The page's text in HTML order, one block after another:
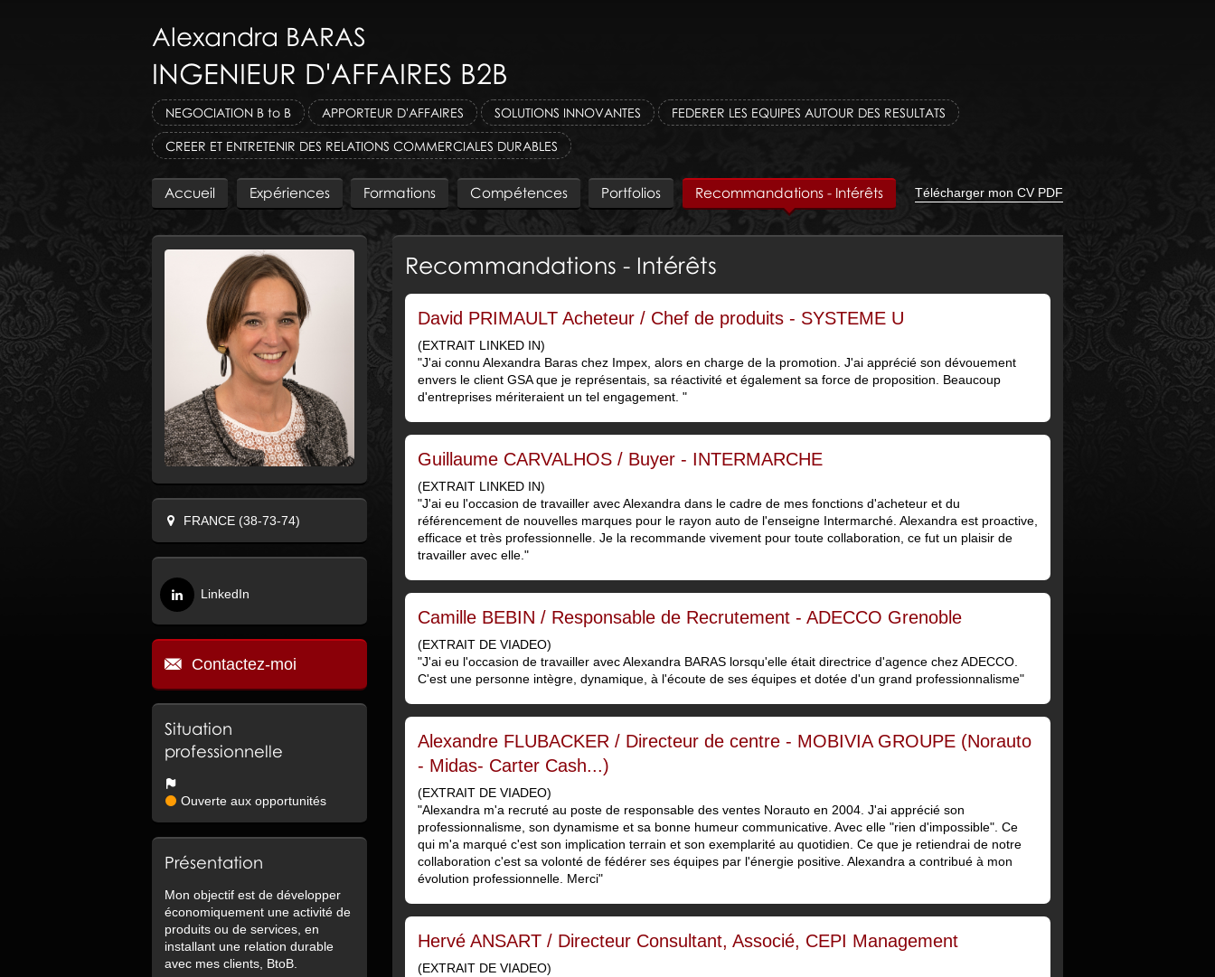
Alexandra BARAS
INGENIEUR D'AFFAIRES B2B
NEGOCIATION B to B APPORTEUR D'AFFAIRES SOLUTIONS INNOVANTES FEDERER LES EQUIPES AUTOUR DES RESULTATS
CREER ET ENTRETENIR DES RELATIONS COMMERCIALES DURABLES
Accueil Expériences Formations Compétences Portfolios Recommandations - Intérêts Télécharger mon CV PDF
FRANCE (38-73-74)
LinkedIn
Contactez-moi
Situation
professionnelle
Ouverte aux opportunités
Présentation
Mon objectif est de développer
économiquement une activité de
produits ou de services, en
installant une relation durable
avec mes clients, BtoB.
Recommandations - Intérêts
David PRIMAULT Acheteur / Chef de produits - SYSTEME U
(EXTRAIT LINKED IN)
"J'ai connu Alexandra Baras chez Impex, alors en charge de la promotion. J'ai apprécié son dévouement
envers le client GSA que je représentais, sa réactivité et également sa force de proposition. Beaucoup
d'entreprises mériteraient un tel engagement. "
Guillaume CARVALHOS / Buyer - INTERMARCHE
(EXTRAIT LINKED IN)
"J'ai eu l'occasion de travailler avec Alexandra dans le cadre de mes fonctions d'acheteur et du
référencement de nouvelles marques pour le rayon auto de l'enseigne Intermarché. Alexandra est proactive,
efficace et très professionnelle. Je la recommande vivement pour toute collaboration, ce fut un plaisir de
travailler avec elle."
Camille BEBIN / Responsable de Recrutement - ADECCO Grenoble
(EXTRAIT DE VIADEO)
"J'ai eu l'occasion de travailler avec Alexandra BARAS lorsqu'elle était directrice d'agence chez ADECCO.
C'est une personne intègre, dynamique, à l'écoute de ses équipes et dotée d'un grand professionnalisme"
Alexandre FLUBACKER / Directeur de centre - MOBIVIA GROUPE (Norauto
- Midas- Carter Cash...)
(EXTRAIT DE VIADEO)
"Alexandra m'a recruté au poste de responsable des ventes Norauto en 2004. J'ai apprécié son
professionnalisme, son dynamisme et sa bonne humeur communicative. Avec elle "rien d'impossible". Ce
qui m'a marqué c'est son implication terrain et son exemplarité au quotidien. Ce que je retiendrai de notre
collaboration c'est sa volonté de fédérer ses équipes par l'énergie positive. Alexandra a contribué à mon
évolution professionnelle. Merci"
Hervé ANSART / Directeur Consultant, Associé, CEPI Management
(EXTRAIT DE VIADEO)